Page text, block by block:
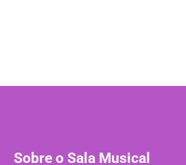
Sobre o Sala Musical